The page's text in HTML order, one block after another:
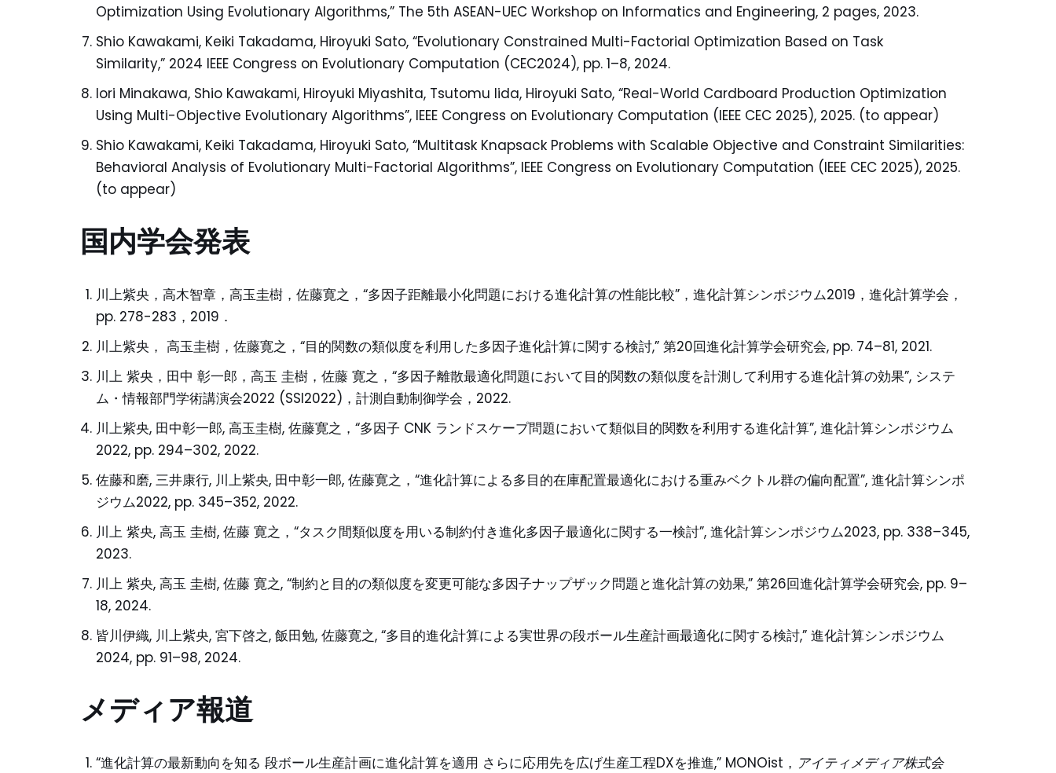
Optimization Using Evolutionary Algorithms,” The 5th ASEAN-UEC Workshop on Informatics and Engineering, 2 pages, 2023.
Shio Kawakami, Keiki Takadama, Hiroyuki Sato, “Evolutionary Constrained Multi-Factorial Optimization Based on Task
Similarity,” 2024 IEEE Congress on Evolutionary Computation (CEC2024), pp. 1–8, 2024.
Iori Minakawa, Shio Kawakami, Hiroyuki Miyashita, Tsutomu Iida, Hiroyuki Sato, “Real-World Cardboard Production Optimization
Using Multi-Objective Evolutionary Algorithms”, IEEE Congress on Evolutionary Computation (IEEE CEC 2025), 2025. (to appear)
Shio Kawakami, Keiki Takadama, Hiroyuki Sato, “Multitask Knapsack Problems with Scalable Objective and Constraint Similarities:
Behavioral Analysis of Evolutionary Multi-Factorial Algorithms”, IEEE Congress on Evolutionary Computation (IEEE CEC 2025), 2025.
(to appear)
国内学会発表
川上紫央，高木智章，高玉圭樹，佐藤寛之，“多因子距離最小化問題における進化計算の性能比較”，進化計算シンポジウム2019，進化計算学会，
pp. 278-283，2019．
川上紫央， 高玉圭樹，佐藤寛之，“目的関数の類似度を利用した多因子進化計算に関する検討,” 第20回進化計算学会研究会, pp. 74–81, 2021.
川上 紫央，田中 彰一郎，高玉 圭樹，佐藤 寛之，“多因子離散最適化問題において目的関数の類似度を計測して利用する進化計算の効果”, システ
ム・情報部門学術講演会2022 (SSI2022)，計測自動制御学会，2022.
川上紫央, 田中彰一郎, 高玉圭樹, 佐藤寛之，“多因子 CNK ランドスケープ問題において類似目的関数を利用する進化計算”, 進化計算シンポジウム
2022, pp. 294–302, 2022.
佐藤和磨, 三井康行, 川上紫央, 田中彰一郎, 佐藤寛之，“進化計算による多目的在庫配置最適化における重みベクトル群の偏向配置”, 進化計算シンポ
ジウム2022, pp. 345–352, 2022.
川上 紫央, 高玉 圭樹, 佐藤 寛之，“タスク間類似度を用いる制約付き進化多因子最適化に関する一検討”, 進化計算シンポジウム2023, pp. 338–345,
2023.
川上 紫央, 高玉 圭樹, 佐藤 寛之, “制約と目的の類似度を変更可能な多因子ナップザック問題と進化計算の効果,” 第26回進化計算学会研究会, pp. 9–
18, 2024.
皆川伊織, 川上紫央, 宮下啓之, 飯田勉, 佐藤寛之, “多目的進化計算による実世界の段ボール生産計画最適化に関する検討,” 進化計算シンポジウム
2024, pp. 91–98, 2024.
メディア報道
“進化計算の最新動向を知る 段ボール生産計画に進化計算を適用 さらに応用先を広げ生産工程DXを推進,” MONOist， アイティメディア株式会